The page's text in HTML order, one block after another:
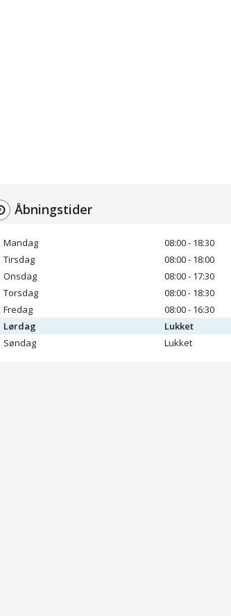
Åbningstider
Mandag
08:00 - 18:30
Tirsdag
08:00 - 18:00
Onsdag
08:00 - 17:30
Torsdag
08:00 - 18:30
Fredag
08:00 - 16:30
Lørdag
Lukket
Søndag
Lukket